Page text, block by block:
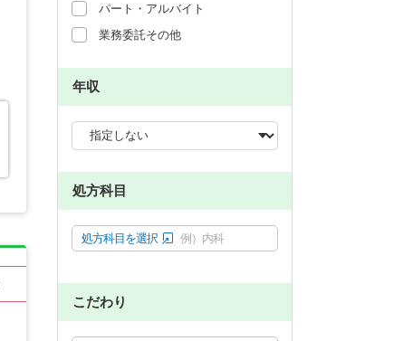
パート・アルバイト
業務委託その他
年収
処方科目
処方科目を選択 例）内科
こだわり